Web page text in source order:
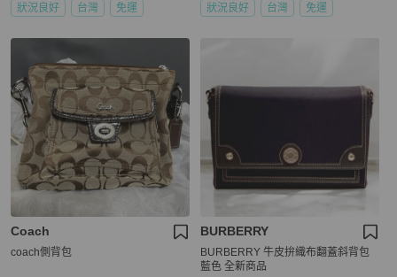
狀況良好 台灣 免運 狀況良好 台灣 免運
Coach
coach側背包
BURBERRY
BURBERRY 牛皮拚織布翻蓋斜背包
藍色 全新商品